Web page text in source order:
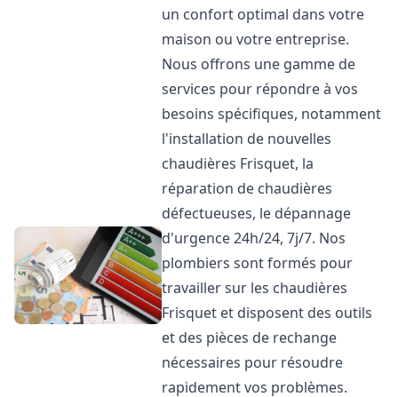
un confort optimal dans votre
maison ou votre entreprise.
Nous offrons une gamme de
services pour répondre à vos
besoins spécifiques, notamment
l'installation de nouvelles
chaudières Frisquet, la
réparation de chaudières
défectueuses, le dépannage
d'urgence 24h/24, 7j/7. Nos
plombiers sont formés pour
travailler sur les chaudières
Frisquet et disposent des outils
et des pièces de rechange
nécessaires pour résoudre
rapidement vos problèmes.